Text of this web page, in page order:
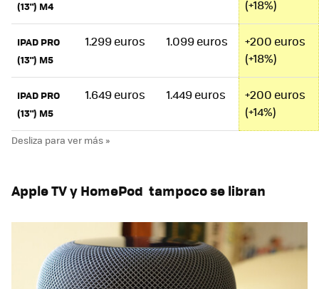
(13") M4
(+18%)
IPAD PRO
(13") M5
1.299 euros 1.099 euros
+200 euros
(+18%)
IPAD PRO
(13") M5
1.649 euros 1.449 euros
+200 euros
(+14%)
Apple TV y HomePod tampoco se libran